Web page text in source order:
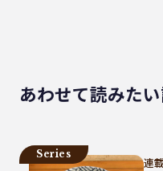
あわせて読みた
Series
連